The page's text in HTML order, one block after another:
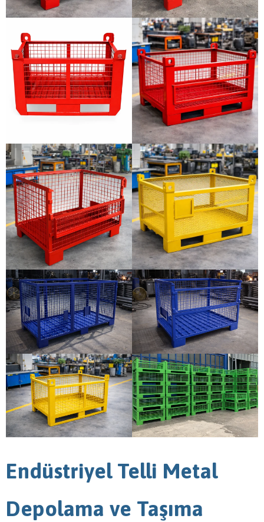
Endüstriyel Telli Metal
Depolama ve Taşıma